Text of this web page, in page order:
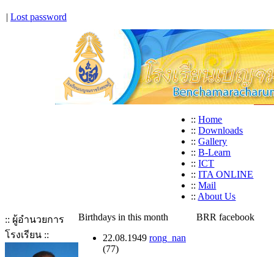
| Lost password
:: Home
:: Downloads
:: Gallery
:: B-Learn
:: ICT
:: ITA ONLINE
:: Mail
:: About Us
:: ผู้อำนวยการ
โรงเรียน ::
Birthdays in this month
22.08.1949 rong_nan
(77)
BRR facebook